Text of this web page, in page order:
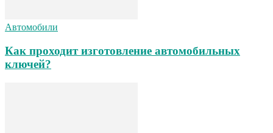
Автомобили
Как проходит изготовление автомобильных
ключей?